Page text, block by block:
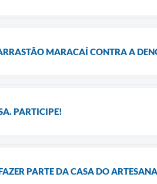
MARACAÍ CONTRA A
PARTICIPE!
PARTE DA CASA DO